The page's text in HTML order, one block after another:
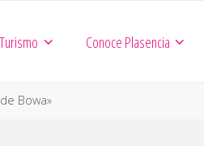
Turismo Conoce Plasencia
Bowa»